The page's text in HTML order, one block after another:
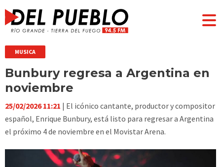
MUSICA
Bunbury regresa a Argentina en
noviembre
25/02/2026 11:21 | El icónico cantante, productor y compositor
español, Enrique Bunbury, está listo para regresar a Argentina
el próximo 4 de noviembre en el Movistar Arena.